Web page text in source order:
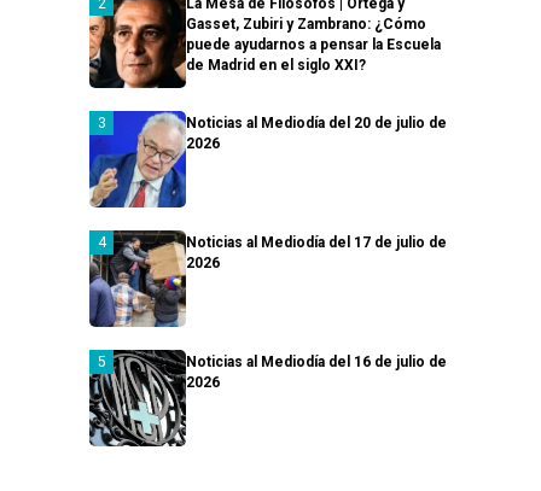
La Mesa de Filósofos | Ortega y
Gasset, Zubiri y Zambrano: ¿Cómo
puede ayudarnos a pensar la Escuela
de Madrid en el siglo XXI?
Noticias al Mediodía del 20 de julio de
2026
Noticias al Mediodía del 17 de julio de
2026
Noticias al Mediodía del 16 de julio de
2026